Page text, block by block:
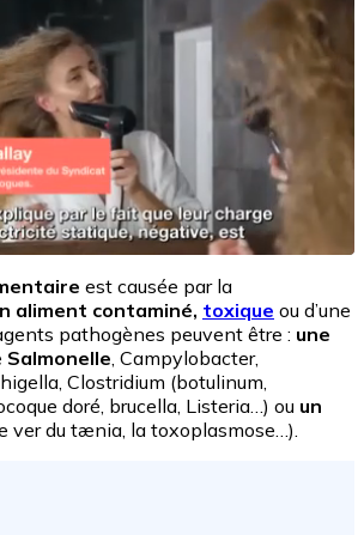
est causée par la
aliment contaminé, toxique ou d’une
pathogènes peuvent être : une
Salmonelle, Campylobacter,
Clostridium (botulinum,
doré, brucella, Listeria…) ou un
ver du tænia, la toxoplasmose…).